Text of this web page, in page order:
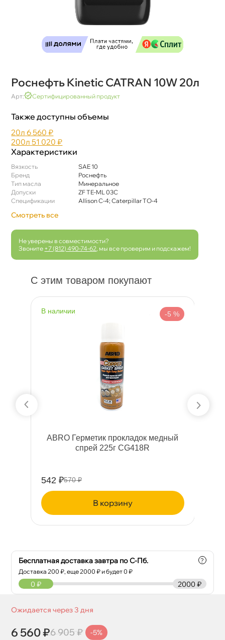
Роснефть Kinetic CATRAN 10W 20л
Арт: Сертифицированный продукт
Также доступны объемы
20л 6 560 ₽
200л 51 020 ₽
Характеристики
язкость
SAE 10
Бренд
Роснефть
Тип масла
Минеральное
Допуски
ZF TE-ML 03C
Спецификации
Allison C-4; Caterpillar TO-4
Смотреть все
Не уверены в совместимости?
Звоните +7 (812) 490-74-62 , мы все проверим и подскажем!
С этим товаром покупают
наличии -5 %
ABRO Герметик прокладок медный
спрей 225г CG418R
542 ₽570 ₽
корзину
Бесплатная доставка завтра по С-Пб.
Доставка200 ₽, еще2000 ₽ и будет 0 ₽
?
2000 ₽
0 ₽
Ожидается через 3 дня
6 560 ₽6 905 ₽ -5%